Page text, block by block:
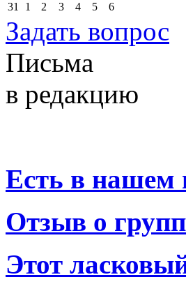
31
1 2 3 4 5 6
Задать вопрос
Письма
в редакцию
Есть в нашем
Отзыв о
Этот